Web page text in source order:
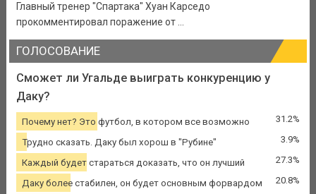
Главный тренер "Спартака" Хуан Карседо
прокомментировал поражение от ...
ГОЛОСОВАНИЕ
Сможет ли Угальде выиграть конкуренцию у
Даку?
Почему нет? Это футбол, в котором все возможно 31.2%
Трудно сказать. Даку был хорош в "Рубине" 3.9%
Каждый будет стараться доказать, что он лучший 27.3%
Даку более стабилен, он будет основным форвардом 20.8%